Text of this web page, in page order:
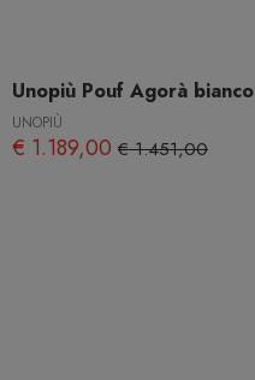
Unopiù Pouf Agorà bianco
UNOPIÙ
€ 1.189,00 € 1.451,00